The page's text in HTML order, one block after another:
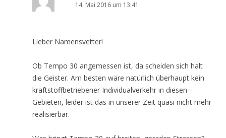
14. Mai 2016 um 13:41
Lieber Namensvetter!
Ob Tempo 30 angemessen ist, da scheiden sich halt
die Geister. Am besten wäre natürlich überhaupt kein
kraftstoffbetriebener Individualverkehr in diesen
Gebieten, leider ist das in unserer Zeit quasi nicht mehr
realisierbar.